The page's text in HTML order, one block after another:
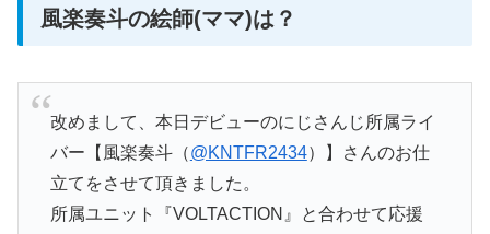
風楽奏斗の絵師(ママ)は？
改めまして、本日デビューのにじさんじ所属ライ
バー【風楽奏斗（@KNTFR2434）】さんのお仕
立てをさせて頂きました。
所属ユニット『VOLTACTION』と合わせて応援